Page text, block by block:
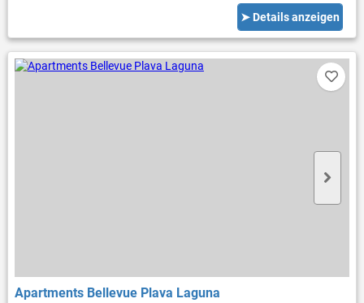
➤ Details anzeigen
Apartments Bellevue Plava Laguna